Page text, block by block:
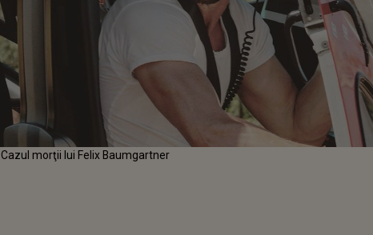
Cazul morţii lui Felix Baumgartner